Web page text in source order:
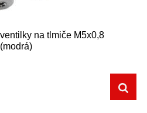
na tlmiče M5x0,8
(modrá)